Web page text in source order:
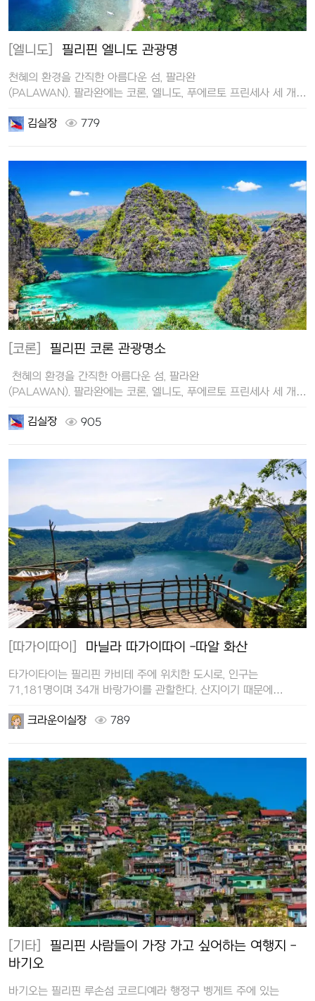
[엘니도] 필리핀 엘니도 관광명
천혜의 환경을 간직한 아름다운 섬, 팔라완
(PALAWAN). 팔라완에는 코론, 엘니도, 푸에르토 프린세사 세 개
김실장
779
[코론] 필리핀 코론 관광명소
천혜의 환경을 간직한 아름다운 섬, 팔라완
(PALAWAN). 팔라완에는 코론, 엘니도, 푸에르토 프린세사 세 개
김실장
905
[따가이따이] 마닐라 따가이따이 -따알 화산
타가이타이는 필리핀 카비테 주에 위치한 도시로, 인구는
71,181명이며 34개 바랑가이를 관할한다. 산지이기 때문에
크라운이실장
789
[기타]
바기오
바기오는 필리핀 루손섬 코르디예라 행정구 벵게트 주에 있는